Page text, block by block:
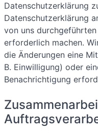
Datenschutzerklärung
Datenschutzerklärung
von uns
erforderlich machen.
die Änderungen eine
B. Einwilligung) oder
Benachrichtigung